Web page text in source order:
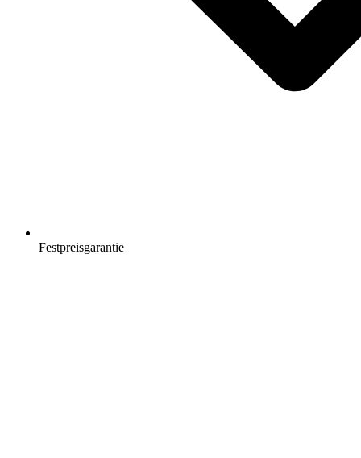
Festpreisgarantie